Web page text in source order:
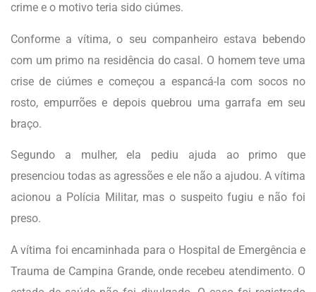
crime e o motivo teria sido ciúmes.
Conforme a vítima, o seu companheiro estava bebendo
com um primo na residência do casal. O homem teve uma
crise de ciúmes e começou a espancá-la com socos no
rosto, empurrões e depois quebrou uma garrafa em seu
braço.
Segundo a mulher, ela pediu ajuda ao primo que
presenciou todas as agressões e ele não a ajudou. A vítima
acionou a Polícia Militar, mas o suspeito fugiu e não foi
preso.
A vítima foi encaminhada para o Hospital de Emergência e
Trauma de Campina Grande, onde recebeu atendimento. O